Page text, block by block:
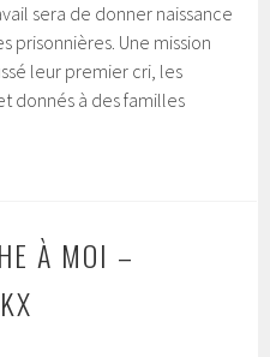
sera de donner naissance
prisonnières. Une mission
leur premier cri, les
donnés à des familles
À MOI –